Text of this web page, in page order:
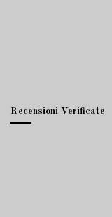
Recensioni Verificate